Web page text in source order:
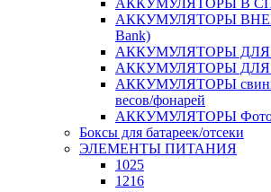
АККУМУЛЯТОРЫ В
АККУМУЛЯТОРЫ
Bank)
АККУМУЛЯТОРЫ
АККУМУЛЯТОРЫ
АККУМУЛЯТОРЫ
весов/фонарей
АККУМУЛЯТОРЫ
Боксы для батареек/отсеки
ЭЛЕМЕНТЫ ПИТАНИЯ
1025
1216